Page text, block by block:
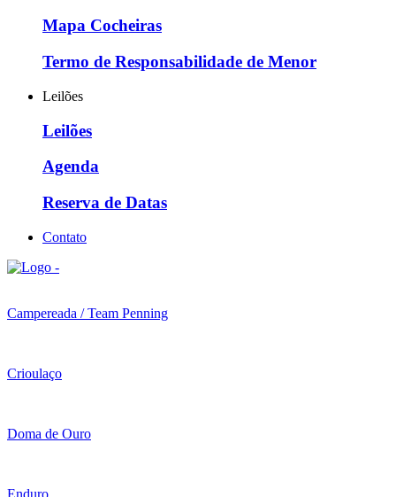
Mapa Cocheiras
Termo de Responsabilidade de Menor
Leilões
Leilões
Agenda
Reserva de Datas
Contato
Campereada / Team Penning
Crioulaço
Doma de Ouro
Enduro